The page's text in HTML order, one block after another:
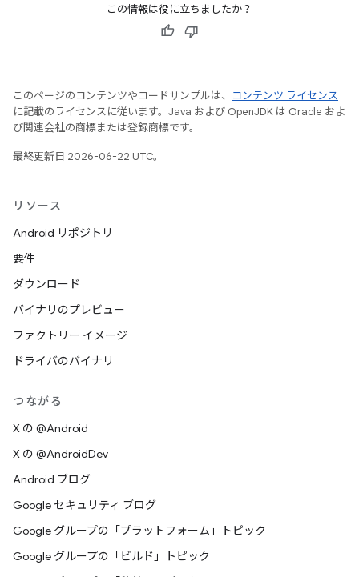
この情報は役に立ちましたか？
このページのコンテンツやコードサンプルは、
コンテンツ ライセンス
に記載のライセンスに従います。Java および OpenJDK は Oracle およ
び関連会社の商標または登録商標です。
最終更新日 2026-06-22 UTC。
リソース
Android リポジトリ
要件
ダウンロード
バイナリのプレビュー
ファクトリー イメージ
ドライバのバイナリ
つながる
X の @Android
X の @AndroidDev
Android ブログ
Google セキュリティ ブログ
Google グループの「プラットフォーム」トピック
Google グループの「ビルド」トピック